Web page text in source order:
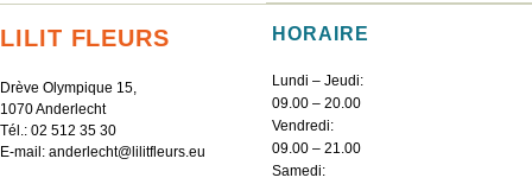
LILIT FLEURS
Drève Olympique 15,
1070 Anderlecht
Tél.: 02 512 35 30
E-mail: anderlecht@lilitfleurs.eu
HORAIRE
Lundi – Jeudi:
09.00 – 20.00
Vendredi:
09.00 – 21.00
Samedi: